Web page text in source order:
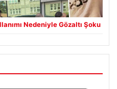
Nedeniyle Gözaltı Şoku